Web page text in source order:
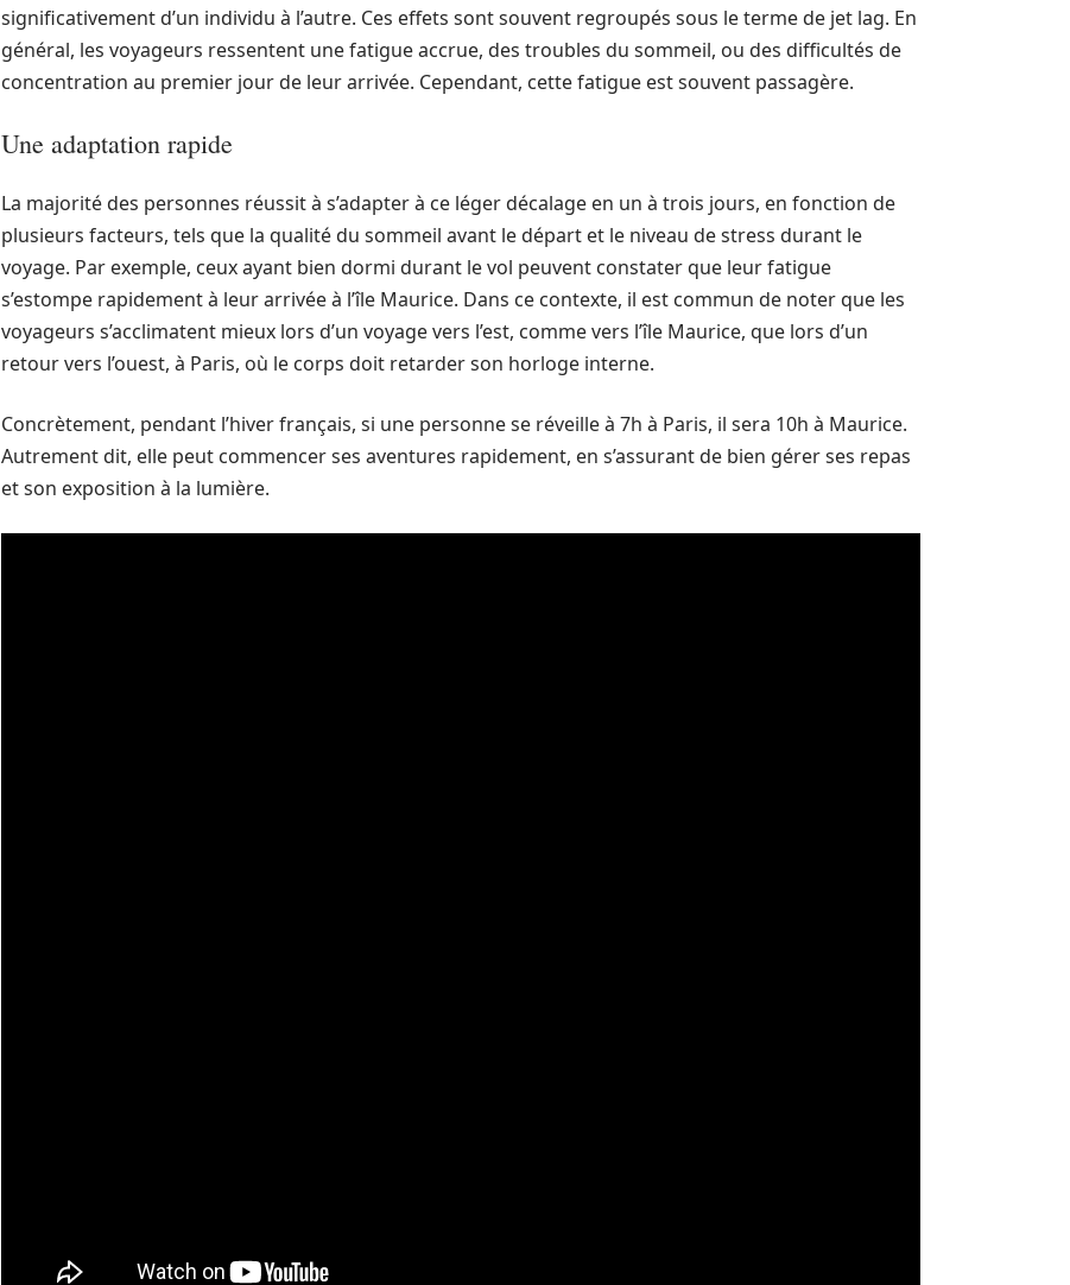
significativement d’un individu à l’autre. Ces effets sont souvent regroupés sous le terme de jet lag. En
général, les voyageurs ressentent une fatigue accrue, des troubles du sommeil, ou des difficultés de
concentration au premier jour de leur arrivée. Cependant, cette fatigue est souvent passagère.
Une adaptation rapide
La majorité des personnes réussit à s’adapter à ce léger décalage en un à trois jours, en fonction de
plusieurs facteurs, tels que la qualité du sommeil avant le départ et le niveau de stress durant le
voyage. Par exemple, ceux ayant bien dormi durant le vol peuvent constater que leur fatigue
s’estompe rapidement à leur arrivée à l’île Maurice. Dans ce contexte, il est commun de noter que les
voyageurs s’acclimatent mieux lors d’un voyage vers l’est, comme vers l’île Maurice, que lors d’un
retour vers l’ouest, à Paris, où le corps doit retarder son horloge interne.
Concrètement, pendant l’hiver français, si une personne se réveille à 7h à Paris, il sera 10h à Maurice.
Autrement dit, elle peut commencer ses aventures rapidement, en s’assurant de bien gérer ses repas
et son exposition à la lumière.